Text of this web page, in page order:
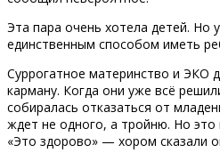
Эта пара очень хотела детей. Но
единственным способом иметь
Суррогатное материнство и ЭКО
карману. Когда они уже всё
собиралась отказаться от
ждет не одного, а тройню. Но это
«Это здорово» — хором сказали